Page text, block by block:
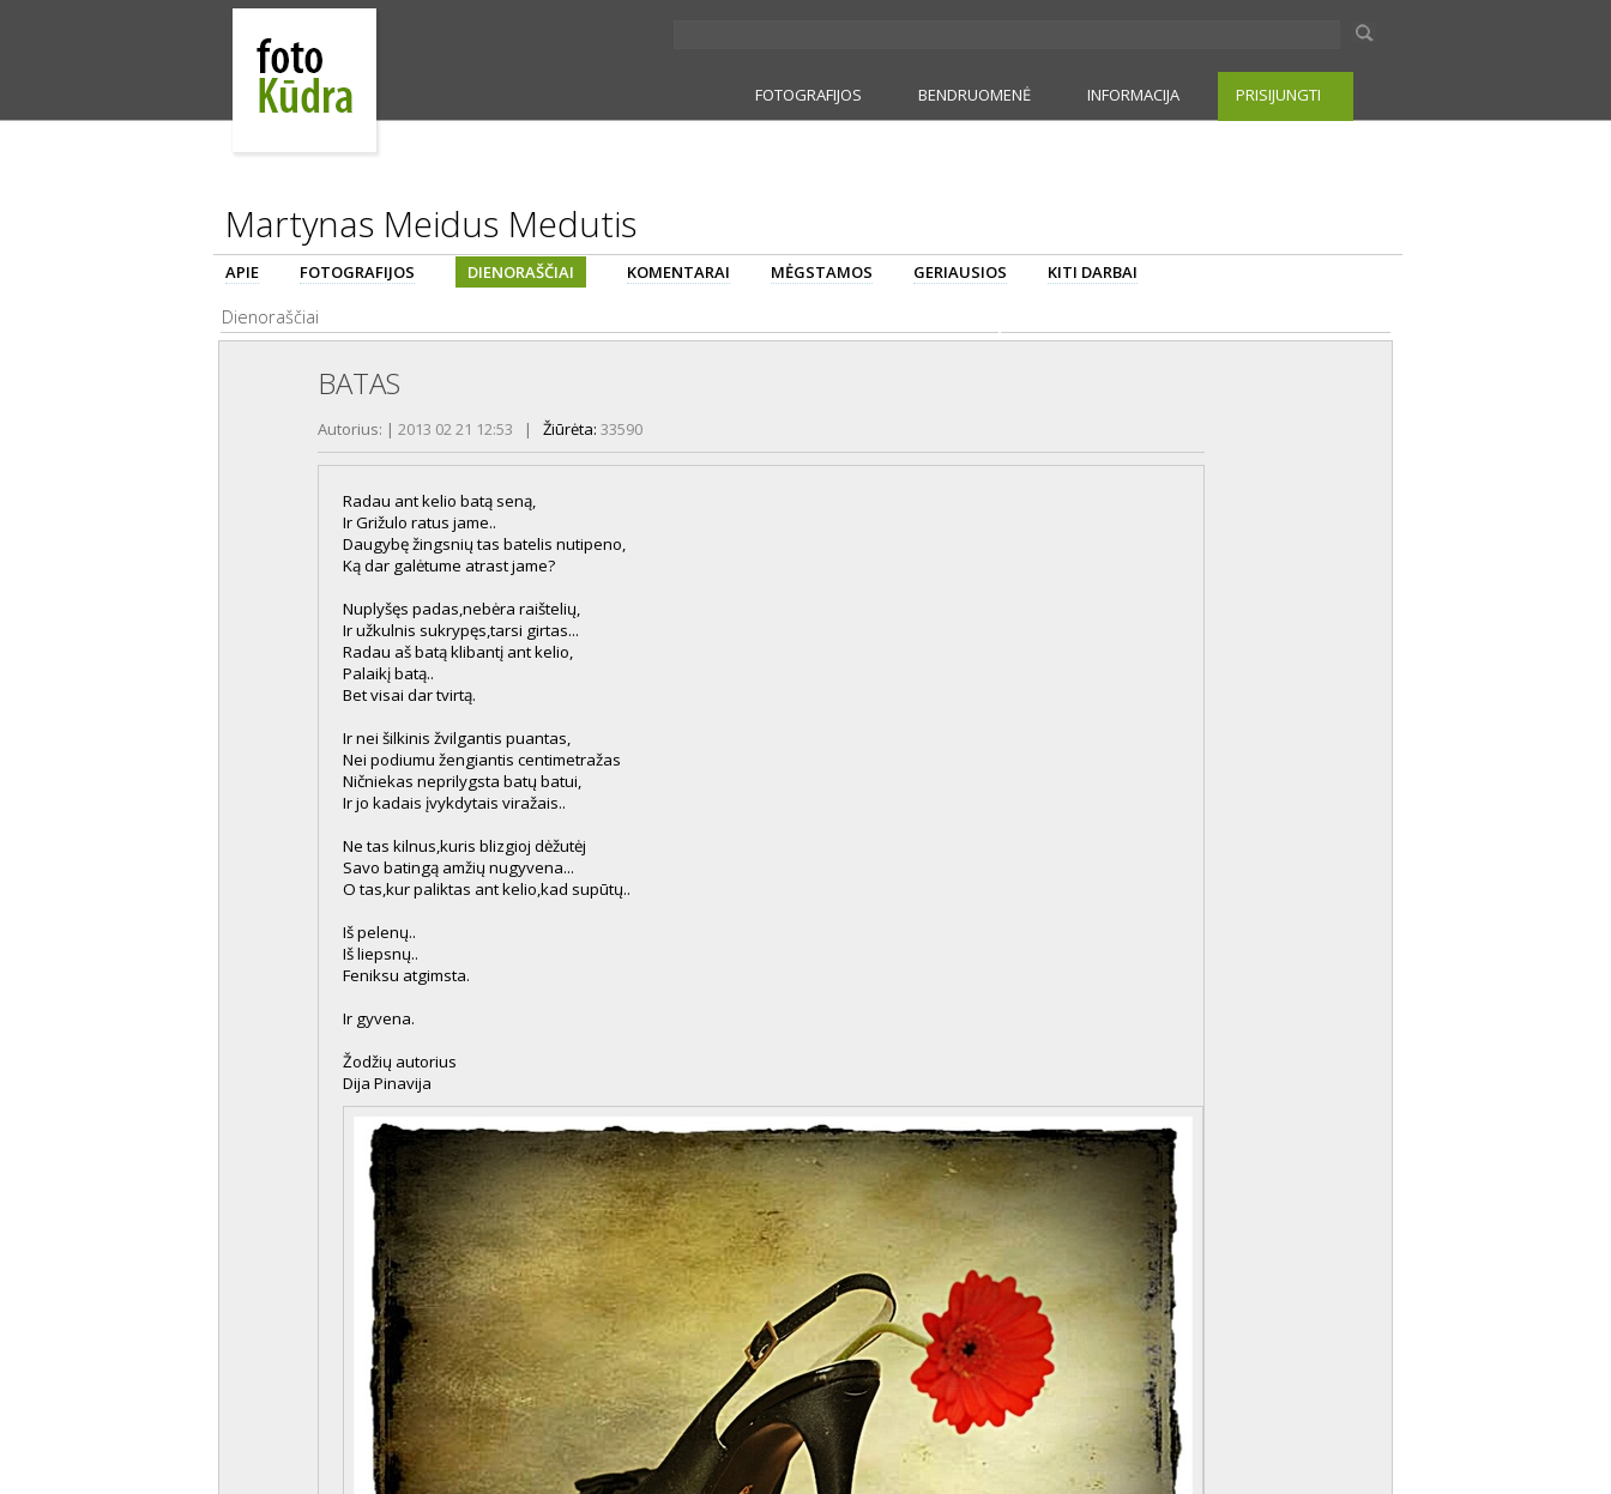
FOTOGRAFIJOS BENDRUOMENĖ INFORMACIJA PRISIJUNGTI
Martynas Meidus Medutis
APIE FOTOGRAFIJOS DIENORAŠČIAI KOMENTARAI MĖGSTAMOS GERIAUSIOS KITI DARBAI
Dienoraščiai
BATAS
Autorius: | 2013 02 21 12:53 | Žiūrėta: 33590
Radau ant kelio batą seną,
Ir Grižulo ratus jame..
Daugybę žingsnių tas batelis nutipeno,
Ką dar galėtume atrast jame?
Nuplyšęs padas,nebėra raištelių,
Ir užkulnis sukrypęs,tarsi girtas...
Radau aš batą klibantį ant kelio,
Palaikį batą..
Bet visai dar tvirtą.
Ir nei šilkinis žvilgantis puantas,
Nei podiumu žengiantis centimetražas
Ničniekas neprilygsta batų batui,
Ir jo kadais įvykdytais viražais..
Ne tas kilnus,kuris blizgioj dėžutėj
Savo batingą amžių nugyvena...
O tas,kur paliktas ant kelio,kad supūtų..
Iš pelenų..
Iš liepsnų..
Feniksu atgimsta.
Ir gyvena.
Žodžių autorius
Dija Pinavija